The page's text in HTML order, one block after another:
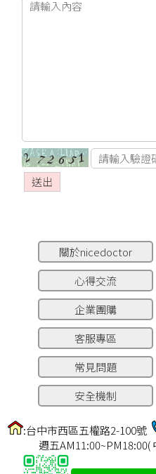
關於nicedoctor
心得交流
企業團購
客服專區
常見問題
安全機制
:台中市西區五權路2-100號
週五AM11:00~PM18:00(